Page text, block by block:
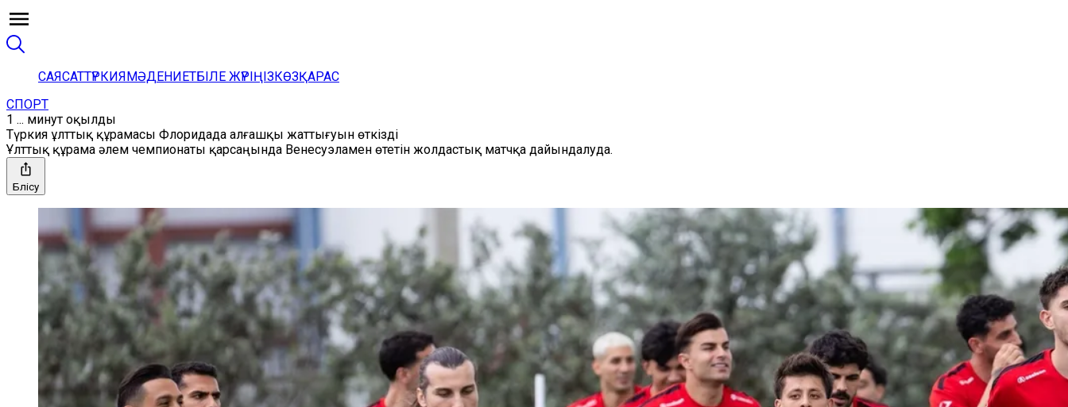
САЯСАТТҮРКИЯМӘДЕНИЕТБІЛЕ ЖҮРІҢІЗКӨЗҚАРАС
СПОРТ
1 ... минут оқылды
Түркия ұлттық құрамасы Флоридада алғашқы жаттығуын өткізді
Ұлттық құрама әлем чемпионаты қарсаңында Венесуэламен өтетін жолдастық матчқа дайындалуда.
Бөлісу